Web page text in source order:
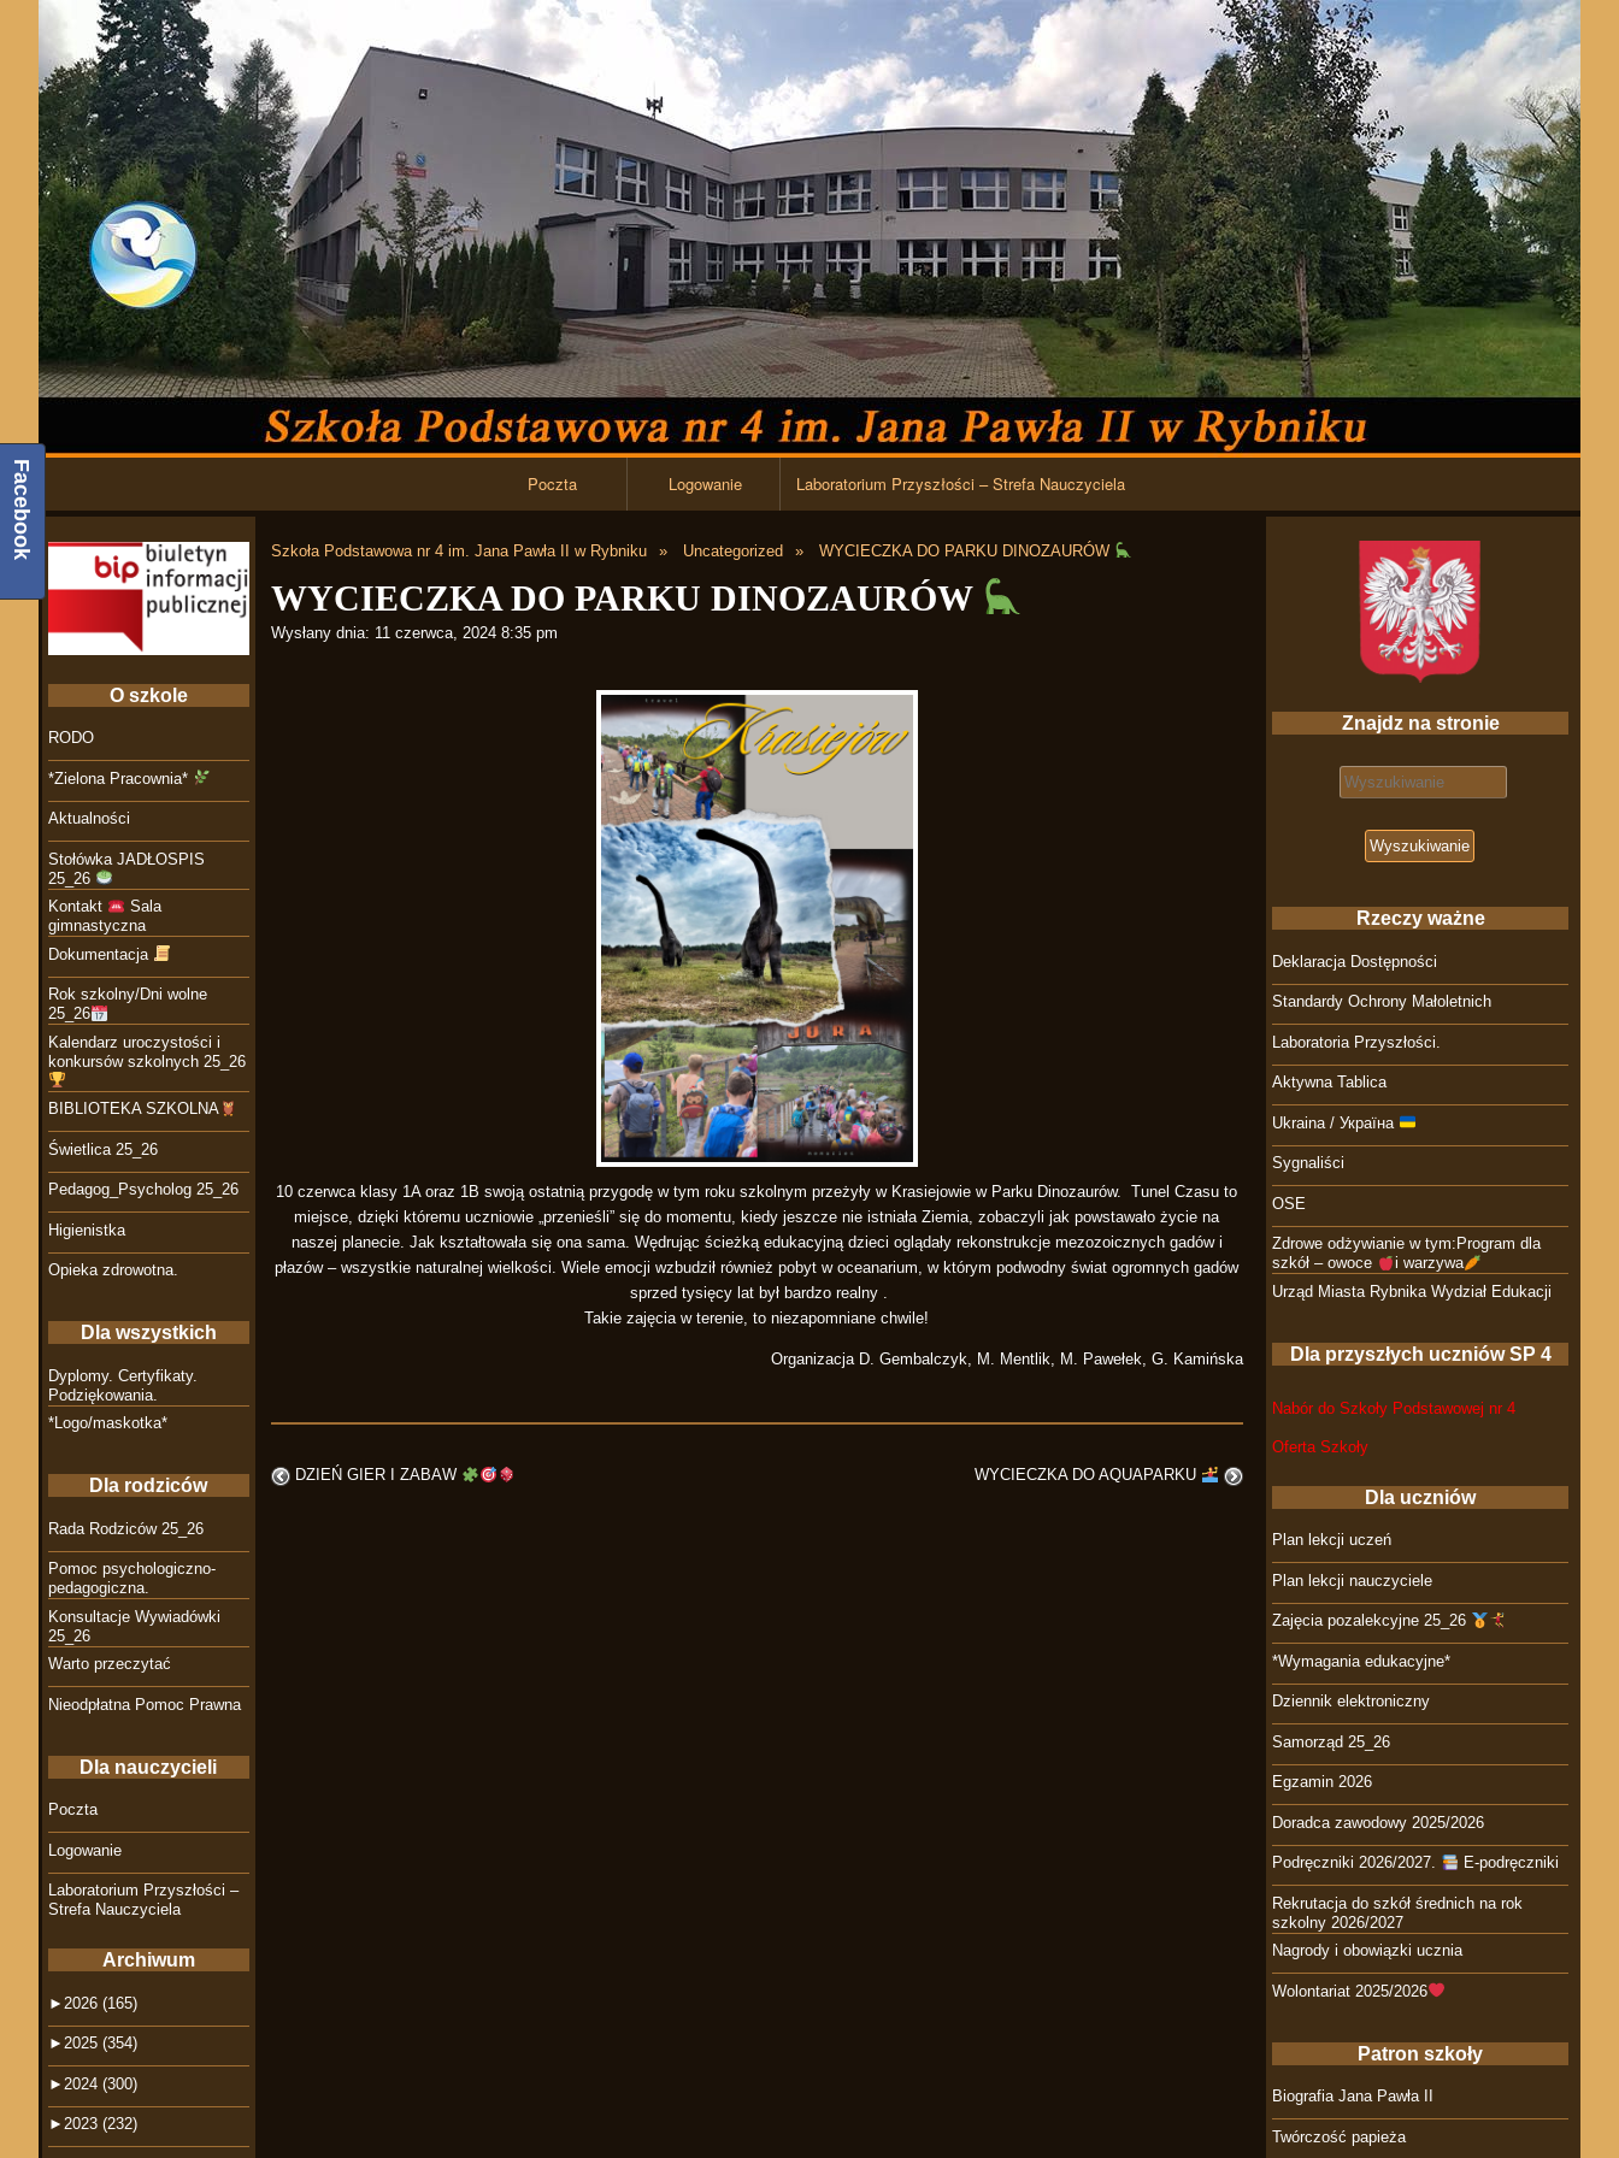
Przejdź do zawartości
Poczta Logowanie Laboratorium Przyszłości – Strefa Nauczyciela
Szkoła Podstawowa nr 4 im. Jana Pawła II w Rybniku Uncategorized WYCIECZKA DO PARKU DINOZAURÓW
WYCIECZKA DO PARKU DINOZAURÓW
Wysłany dnia: 11 czerwca, 2024 8:35 pm
10 czerwca klasy 1A oraz 1B swoją ostatnią przygodę w tym roku szkolnym przeżyły w Krasiejowie w Parku Dinozaurów. Tunel Czasu to
miejsce, dzięki któremu uczniowie „przenieśli” się do momentu, kiedy jeszcze nie istniała Ziemia, zobaczyli jak powstawało życie na
naszej planecie. Jak kształtowała się ona sama. Wędrując ścieżką edukacyjną dzieci oglądały rekonstrukcje mezozoicznych gadów i
płazów – wszystkie naturalnej wielkości. Wiele emocji wzbudził również pobyt w oceanarium, w którym podwodny świat ogromnych gadów
sprzed tysięcy lat był bardzo realny .
Takie zajęcia w terenie, to niezapomniane chwile!
Organizacja D. Gembalczyk, M. Mentlik, M. Pawełek, G. Kamińska
DZIEŃ GIER I ZABAW WYCIECZKA DO AQUAPARKU
Znajdz na stronie
Search for:
Rzeczy ważne
Deklaracja Dostępności
Standardy Ochrony Małoletnich
Laboratoria Przyszłości.
Aktywna Tablica
Ukraina / Україна
Sygnaliści
OSE
Zdrowe odżywianie w tym:Program dla
szkół – owoce
i warzywa
Urząd Miasta Rybnika Wydział Edukacji
Dla przyszłych uczniów SP 4
Nabór do Szkoły Podstawowej nr 4
Oferta Szkoły
Dla uczniów
Plan lekcji uczeń
Plan lekcji nauczyciele
Zajęcia pozalekcyjne 25_26
*Wymagania edukacyjne*
Dziennik elektroniczny
Samorząd 25_26
Egzamin 2026
Doradca zawodowy 2025/2026
Podręczniki 2026/2027. E-podręczniki
Rekrutacja do szkół średnich na rok
szkolny 2026/2027
Nagrody i obowiązki ucznia
Wolontariat 2025/2026
Patron szkoły
Biografia Jana Pawła II
Twórczość papieża
O szkole
RODO
*Zielona Pracownia*
Aktualności
Stołówka JADŁOSPIS
25_26
Kontakt
Sala
gimnastyczna
Dokumentacja
Rok szkolny/Dni wolne
25_26
Kalendarz uroczystości i
konkursów szkolnych 25_26
BIBLIOTEKA SZKOLNA
Świetlica 25_26
Pedagog_Psycholog 25_26
Higienistka
Opieka zdrowotna.
Dla wszystkich
Dyplomy. Certyfikaty.
Podziękowania.
*Logo/maskotka*
Dla rodziców
Rada Rodziców 25_26
Pomoc psychologiczno-
pedagogiczna.
Konsultacje Wywiadówki
25_26
Warto przeczytać
Nieodpłatna Pomoc Prawna
Dla nauczycieli
Poczta
Logowanie
Laboratorium Przyszłości –
Strefa Nauczyciela
Archiwum
► 2026 (165)
► 2025 (354)
► 2024 (300)
► 2023 (232)
Facebook